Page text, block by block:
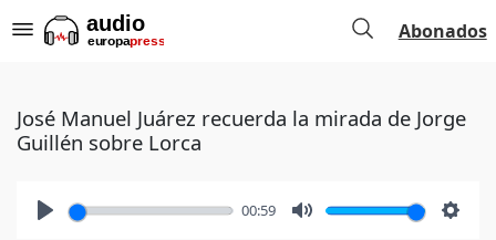
Abonados
José Manuel Juárez recuerda la mirada de Jorge
Guillén sobre Lorca
00:59